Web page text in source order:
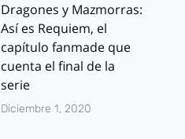
Dragones y Mazmorras:
Así es Requiem, el
capítulo fanmade que
cuenta el final de la
serie
Diciembre 1, 2020